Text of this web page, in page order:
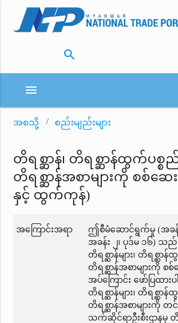
search
menu
အစသို့ စည်းမျည်းများ
တိရစ္ဆာန်၊ တိရစ္ဆာန်ထွက်ပစ္စည်
တိရစ္ဆာန်အစာများကို စစ်ဆေ
နှင့် ထွက်ကုန်)
အကြောင်းအရာ
ဤစီမံဆောင်ရွက်မှု (အခန်း
အခန်း ၂၊ ပုဒ်မ ၁၆)
တိရစ္ဆာန်များ၊ တိရစ္ဆာန်
တိရစ္ဆာန်အစာများကို စ
အပ်ကြောင်း ဖော်ပြထာ
တိရစ္ဆာန်များ၊ တိရစ္ဆာန်
တိရစ္ဆာန်အစာများကို
သက်ဆိုင်ရာဦးစီးဌာနမှ တိရ